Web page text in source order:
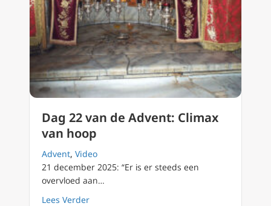
Dag 22 van de Advent: Climax
van hoop
Advent, Video
21 december 2025: “Er is er steeds een
overvloed aan…
Lees Verderabout Dag 22 van de Advent: Climax van